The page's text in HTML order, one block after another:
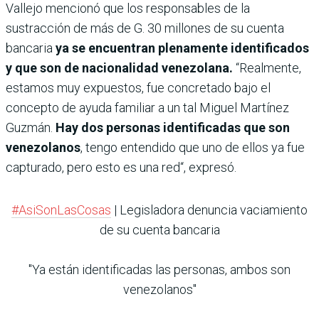
Vallejo mencionó que los responsables de la
sustracción de más de G. 30 millones de su cuenta
bancariaya se encuentran plenamente identificados
y que son de nacionalidad venezolana. “Realmente,
estamos muy expuestos, fue concretado bajo el
concepto de ayuda familiar a un tal Miguel Martínez
Guzmán. Hay dos personas identificadas que son
venezolanos, tengo entendido que uno de ellos ya fue
capturado, pero esto es una red“, expresó.
#AsiSonLasCosas | Legisladora denuncia vaciamiento
de su cuenta bancaria
"Ya están identificadas las personas, ambos son
venezolanos"